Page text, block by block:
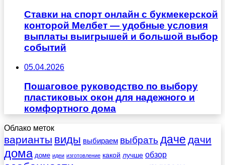
Ставки на спорт онлайн с букмекерской
конторой Мелбет — удобные условия
выплаты выигрышей и большой выбор
событий
05.04.2026
Пошаговое руководство по выбору
пластиковых окон для надежного и
комфортного дома
Облако меток
варианты виды выбираем выбрать даче дачи
дома доме идеи изготовление какой лучше обзор